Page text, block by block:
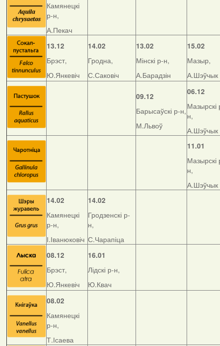
Камянецкі
р-н,
А.Пекач
13.12
Брэст,
Ю.Янкевіч
14.02
Гродна,
С.Саковіч
13.02
Мінскі р-н,
А.Барадзін
15.02
Мазыр,
А.Шэўчык
09.12
Барысаўскі р-н,
М.Львоў
06.12
Мазырскі
н,
А.Шэўчык
11.01
Мазырскі
н,
А.Шэўчык
14.02
Камянецкі
р-н,
І.Іванюковіч
14.02
Гродзенскі р-
н,
С.Чарапіца
08.12
Брэст,
Ю.Янкевіч
16.01
Лідскі р-н,
Ю.Квач
08.02
Камянецкі
р-н,
Т.Ісаева